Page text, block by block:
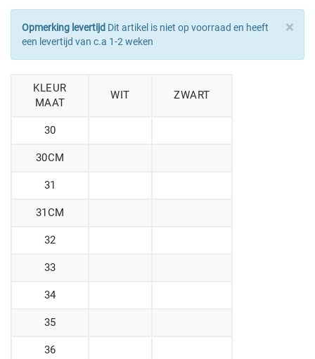
×
Opmerking levertijd Dit artikel is niet op voorraad en heeft
een levertijd van c.a 1-2 weken
KLEUR
MAAT
WIT ZWART
30
30CM
31
31CM
32
33
34
35
36